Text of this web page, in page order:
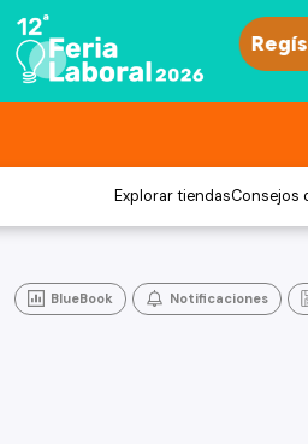
Explorar tiendasConsejos
BlueBook Notificaciones